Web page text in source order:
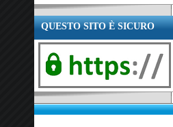
QUESTO SITO È SICURO